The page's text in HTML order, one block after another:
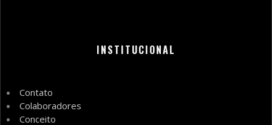
INSTITUCIONAL
Contato
Colaboradores
Conceito